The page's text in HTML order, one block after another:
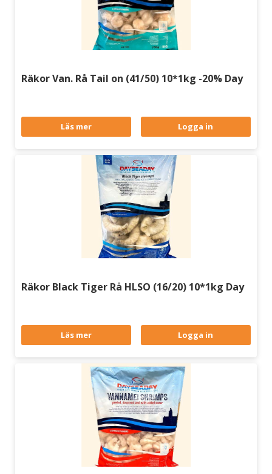
Räkor Van. Rå Tail on (41/50) 10*1kg -20% Day
Läs mer Logga in
Räkor Black Tiger Rå HLSO (16/20) 10*1kg Day
Läs mer Logga in